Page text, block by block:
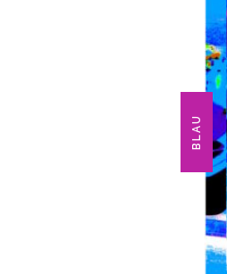
BLAU